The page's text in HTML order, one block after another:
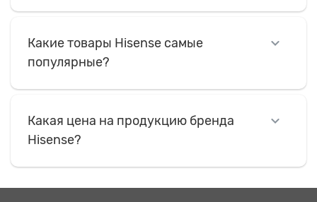
Какие товары Hisense самые
популярные?
Какая цена на продукцию бренда
Hisense?